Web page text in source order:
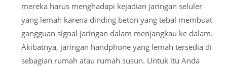
mereka harus menghadapi kejadian jaringan seluler
yang lemah karena dinding beton yang tebal membuat
gangguan signal jaringan dalam menjangkau ke dalam.
Akibatnya, jaringan handphone yang lemah tersedia di
sebagian rumah atau rumah susun. Untuk itu Anda